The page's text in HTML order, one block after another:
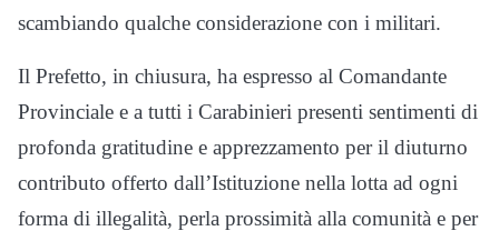
scambiando qualche considerazione con i militari.
Il Prefetto, in chiusura, ha espresso al Comandante
Provinciale e a tutti i Carabinieri presenti sentimenti di
profonda gratitudine e apprezzamento per il diuturno
contributo offerto dall’Istituzione nella lotta ad ogni
forma di illegalità, perla prossimità alla comunità e per